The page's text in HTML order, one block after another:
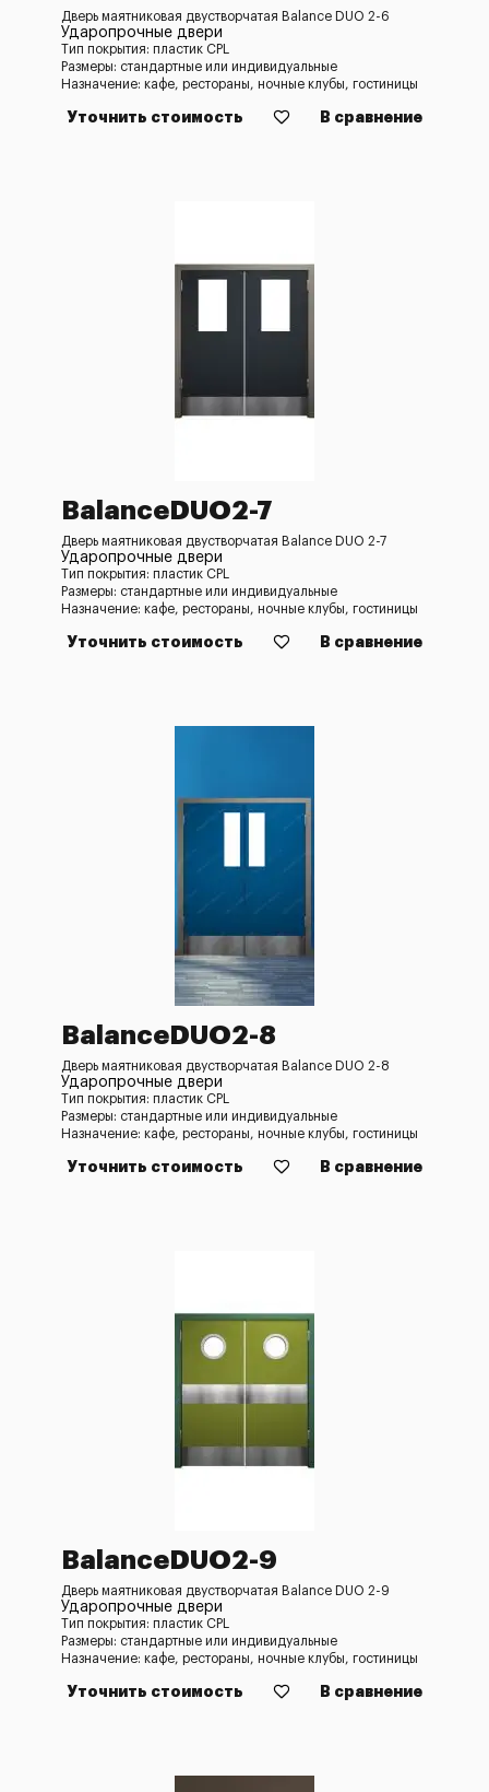
Дверь маятниковая двустворчатая Balance DUO 2-6
Ударопрочные двери
Тип покрытия: пластик CPL
Размеры: стандартные или индивидуальные
Назначение: кафе, рестораны, ночные клубы, гостиницы
Уточнить стоимость В сравнение
BalanceDUO2-7
Дверь маятниковая двустворчатая Balance DUO 2-7
Ударопрочные двери
Тип покрытия: пластик CPL
Размеры: стандартные или индивидуальные
Назначение: кафе, рестораны, ночные клубы, гостиницы
Уточнить стоимость В сравнение
BalanceDUO2-8
Дверь маятниковая двустворчатая Balance DUO 2-8
Ударопрочные двери
Тип покрытия: пластик CPL
Размеры: стандартные или индивидуальные
Назначение: кафе, рестораны, ночные клубы, гостиницы
Уточнить стоимость В сравнение
BalanceDUO2-9
Дверь маятниковая двустворчатая Balance DUO 2-9
Ударопрочные двери
Тип покрытия: пластик CPL
Размеры: стандартные или индивидуальные
Назначение: кафе, рестораны, ночные клубы, гостиницы
Уточнить стоимость В сравнение